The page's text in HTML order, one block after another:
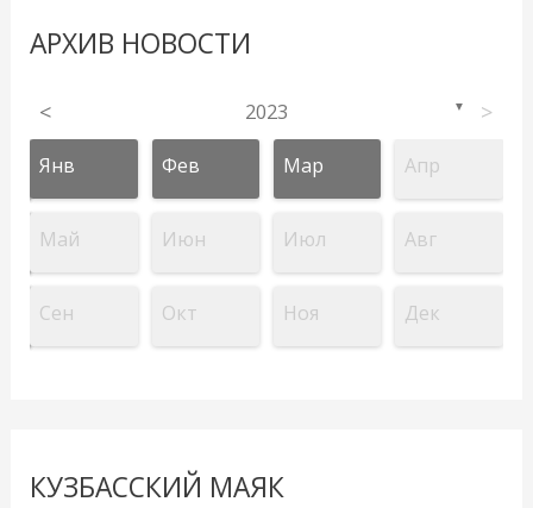
АРХИВ НОВОСТИ
< 2023 ▼ >
Янв Фев Мар Апр
Май Июн Июл Авг
Сен Окт Ноя Дек
КУЗБАССКИЙ МАЯК